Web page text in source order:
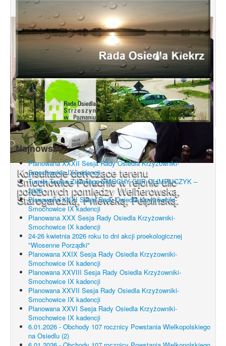
Konsultacje dotyczące terenu
Smochowice Południe w rejonie ulic
położonych pomiędzy Wejherowską,
Starogardzką, Pniewską, Pelplińską.
Najnowsze
Planowana XXXII Sesja Rady Osiedla Krzyżowniki-
Smochowice IX kadencji
Turniej Tenisa Ziemnego SMOCHY CUP OLIMPIJCZYK –
2026
Planowana XXXI Sesja Rady Osiedla Krzyżowniki-
Smochowice IX kadencji
Planowana XXX Sesja Rady Osiedla Krzyżowniki-
Smochowice IX kadencji
24-26 kwietnia 2026 roku to dni akcji proekologicznej
"Wiosenne Porządki"
Planowana XXIX Sesja Rady Osiedla Krzyżowniki-
Smochowice IX kadencji
Planowana XXVIII Sesja Rady Osiedla Krzyżowniki-
Smochowice IX kadencji
Planowana XXVII Sesja Rady Osiedla Krzyżowniki-
Smochowice IX kadencji
Planowana XXVI Sesja Rady Osiedla Krzyżowniki-
Smochowice IX kadencji
6.01.2026 - Obchody 107 rocznicy Powstania Wielkopolskiego
na Osiedlu (2)